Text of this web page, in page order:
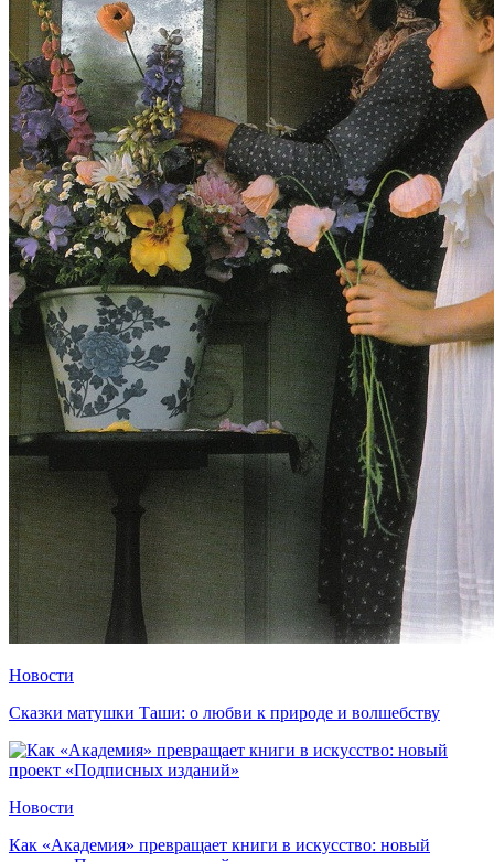
Новости
Сказки матушки Таши: о любви к природе и волшебству
Новости
Как «Академия» превращает книги в искусство: новый